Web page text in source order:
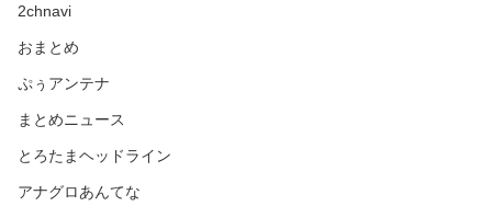
2chnavi
おまとめ
ぷぅアンテナ
まとめニュース
とろたまヘッドライン
アナグロあんてな